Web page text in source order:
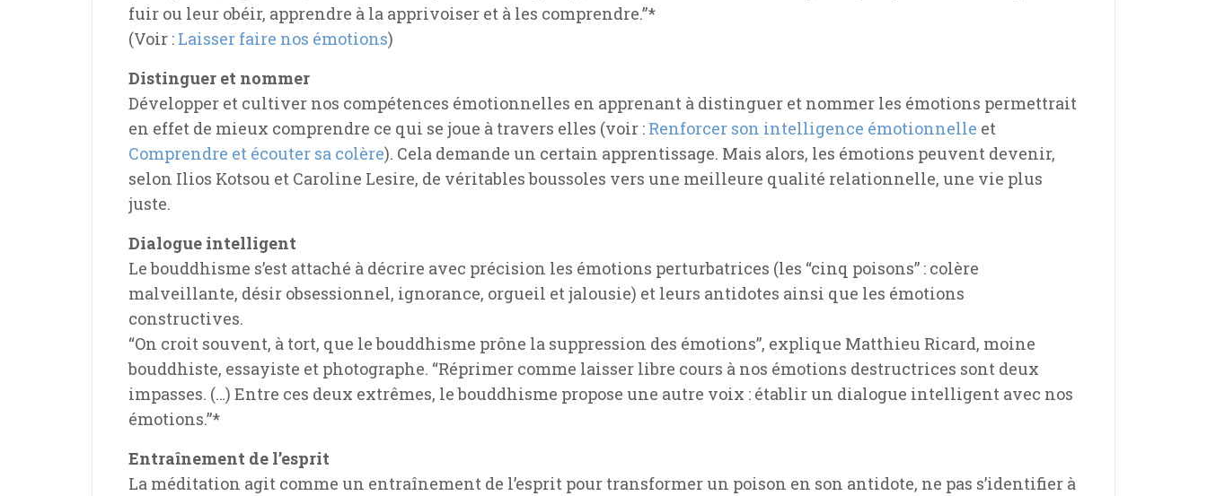
fuir ou leur obéir, apprendre à la apprivoiser et à les comprendre.”*
(Voir : Laisser faire nos émotions)
Distinguer et nommer
Développer et cultiver nos compétences émotionnelles en apprenant à distinguer et nommer les émotions permettrait
en effet de mieux comprendre ce qui se joue à travers elles (voir : Renforcer son intelligence émotionnelle et
Comprendre et écouter sa colère). Cela demande un certain apprentissage. Mais alors, les émotions peuvent devenir,
selon Ilios Kotsou et Caroline Lesire, de véritables boussoles vers une meilleure qualité relationnelle, une vie plus
juste.
Dialogue intelligent
Le bouddhisme s’est attaché à décrire avec précision les émotions perturbatrices (les “cinq poisons” : colère
malveillante, désir obsessionnel, ignorance, orgueil et jalousie) et leurs antidotes ainsi que les émotions
constructives.
“On croit souvent, à tort, que le bouddhisme prône la suppression des émotions”, explique Matthieu Ricard, moine
bouddhiste, essayiste et photographe. “Réprimer comme laisser libre cours à nos émotions destructrices sont deux
impasses. (…) Entre ces deux extrêmes, le bouddhisme propose une autre voix : établir un dialogue intelligent avec nos
émotions.”*
Entraînement de l’esprit
La méditation agit comme un entraînement de l’esprit pour transformer un poison en son antidote, ne pas s’identifier à